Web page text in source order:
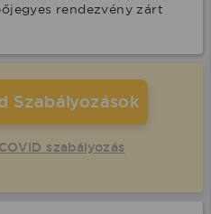
rendezvény zárt
Szabályozások
szabályozás